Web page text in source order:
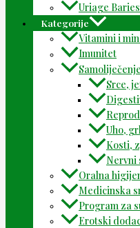
Uriage
Kategorije
Vitamini i
Imunitet
Samoliječenje
Srce,
Uho,
Kosti,
Nervni
Oralna
Medicinska
Program za
Erotski